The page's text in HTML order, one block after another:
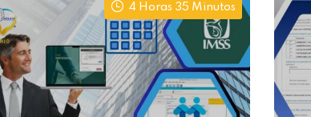
4 Horas 35 Minutos